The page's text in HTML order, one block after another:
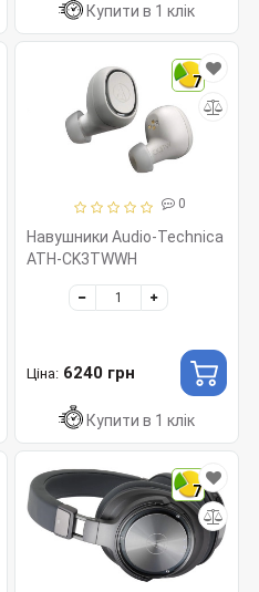
Купити в 1 клік
7
0
Навушники Audio-Technica
ATH-CK3TWWH
Ціна: 6240 грн
Купити в 1 клік
7